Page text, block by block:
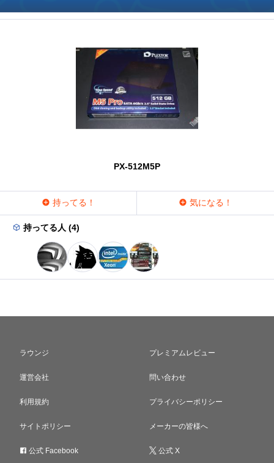
PX-512M5P
持ってる！ 気になる！
持ってる人 (4)
ラウンジ プレミアムレビュー
運営会社 問い合わせ
利用規約 プライバシーポリシー
サイトポリシー メーカーの皆様へ
公式 Facebook 公式 X